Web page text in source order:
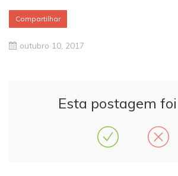
Compartilhar
outubro 10, 2017
Esta postagem